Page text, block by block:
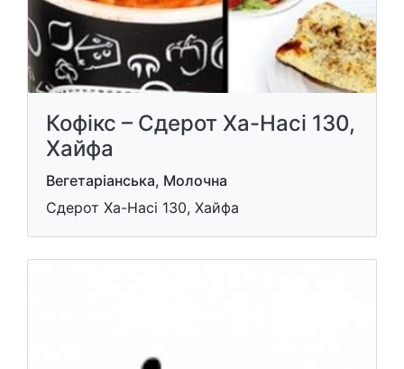
Кофікс – Сдерот Ха-Насі 130,
Хайфа
Вегетаріанська, Молочна
Сдерот Ха-Насі 130, Хайфа